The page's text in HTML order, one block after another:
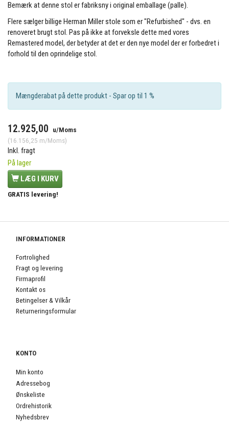
Bemærk at denne stol er fabriksny i original emballage (palle).
Flere sælger billige Herman Miller stole som er "Refurbished" - dvs. en
renoveret brugt stol. Pas på ikke at forveksle dette med vores
Remastered model, der betyder at det er den nye model der er forbedret i
forhold til den oprindelige stol.
Mængderabat på dette produkt - Spar op til 1 %
12.925,00
u/Moms
(16.156,25 m/Moms)
Inkl. fragt
På lager
LÆG I KURV
GRATIS levering!
INFORMATIONER
Fortrolighed
Fragt og levering
Firmaprofil
Kontakt os
Betingelser & Vilkår
Returneringsformular
KONTO
Min konto
Adressebog
Ønskeliste
Ordrehistorik
Nyhedsbrev